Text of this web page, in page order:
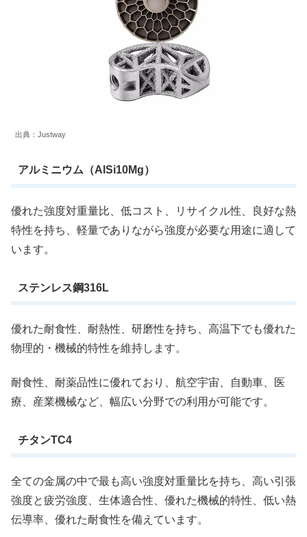
出典：Justway
アルミニウム（AlSi10Mg）
優れた強度対重量比、低コスト、リサイクル性、良好な熱
特性を持ち、軽量でありながら強度が必要な用途に適して
います。
ステンレス鋼316L
優れた耐食性、耐熱性、研磨性を持ち、高温下でも優れた
物理的・機械的特性を維持します。
耐食性、耐薬品性に優れており、航空宇宙、自動車、医
療、産業機械など、幅広い分野での利用が可能です。
チタンTC4
全ての金属の中で最も高い強度対重量比を持ち、高い引張
強度と疲労強度、生体適合性、優れた機械的特性、低い熱
伝導率、優れた耐食性を備えています。